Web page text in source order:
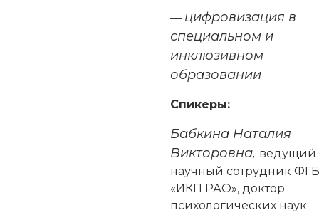
— цифровизация в
специальном и
инклюзивном
образовании
Спикеры:
Бабкина Наталия
Викторовна, ведущий
научный сотрудник
«ИКП РАО», доктор
психологических наук;